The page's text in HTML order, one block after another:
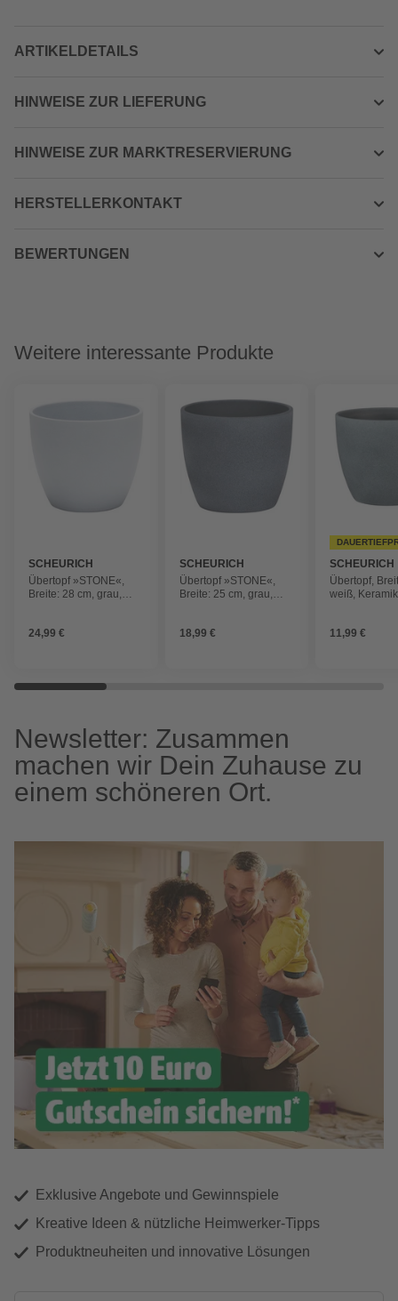
ARTIKELDETAILS
HINWEISE ZUR LIEFERUNG
HINWEISE ZUR MARKTRESERVIERUNG
HERSTELLERKONTAKT
BEWERTUNGEN
Weitere interessante Produkte
SCHEURICH
Übertopf »STONE«,
Breite: 28 cm, grau,
24,99 €
SCHEURICH
Übertopf »STONE«,
Breite: 25 cm, grau,
18,99 €
SCHEURICH
Übertopf,
weiß, Keramik
11,99 €
Newsletter: Zusammen
machen wir Dein Zuhause zu
einem schöneren Ort.
Exklusive Angebote und Gewinnspiele
Kreative Ideen & nützliche Heimwerker-Tipps
Produktneuheiten und innovative Lösungen